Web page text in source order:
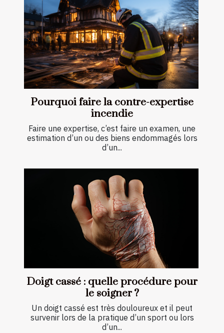
Pourquoi faire la contre-expertise
incendie
Faire une expertise, c’est faire un examen, une
estimation d’un ou des biens endommagés lors
d’un...
Doigt cassé : quelle procédure pour
le soigner ?
Un doigt cassé est très douloureux et il peut
survenir lors de la pratique d’un sport ou lors
d’un...